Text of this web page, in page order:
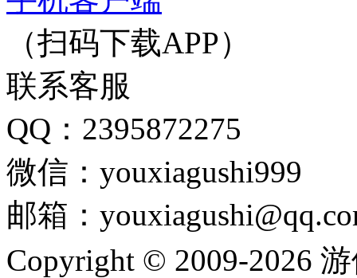
（扫码下载APP）
联系客服
QQ：2395872275
微信：youxiagushi999
邮箱：
Copyright © 2009-2026